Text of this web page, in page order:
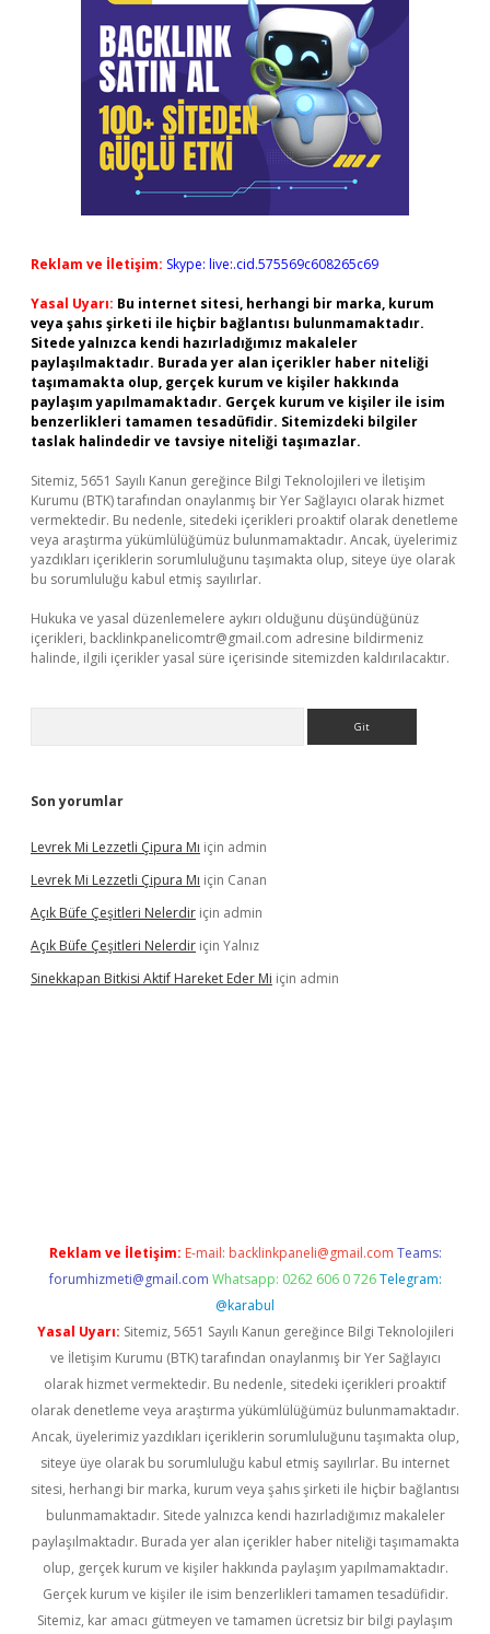
Reklam ve İletişim: Skype: live:.cid.575569c608265c69
Yasal Uyarı: Bu internet sitesi, herhangi bir marka, kurum
veya şahıs şirketi ile hiçbir bağlantısı bulunmamaktadır.
Sitede yalnızca kendi hazırladığımız makaleler
paylaşılmaktadır. Burada yer alan içerikler haber niteliği
taşımamakta olup, gerçek kurum ve kişiler hakkında
paylaşım yapılmamaktadır. Gerçek kurum ve kişiler ile isim
benzerlikleri tamamen tesadüfidir. Sitemizdeki bilgiler
taslak halindedir ve tavsiye niteliği taşımazlar.
Sitemiz, 5651 Sayılı Kanun gereğince Bilgi Teknolojileri ve İletişim
Kurumu (BTK) tarafından onaylanmış bir Yer Sağlayıcı olarak hizmet
vermektedir. Bu nedenle, sitedeki içerikleri proaktif olarak denetleme
veya araştırma yükümlülüğümüz bulunmamaktadır. Ancak, üyelerimiz
yazdıkları içeriklerin sorumluluğunu taşımakta olup, siteye üye olarak
bu sorumluluğu kabul etmiş sayılırlar.
Hukuka ve yasal düzenlemelere aykırı olduğunu düşündüğünüz
içerikleri, backlinkpanelicomtr@gmail.com adresine bildirmeniz
halinde, ilgili içerikler yasal süre içerisinde sitemizden kaldırılacaktır.
Son yorumlar
Levrek Mi Lezzetli Çipura Mı için admin
Levrek Mi Lezzetli Çipura Mı için Canan
Açık Büfe Çeşitleri Nelerdir için admin
Açık Büfe Çeşitleri Nelerdir için Yalnız
Sinekkapan Bitkisi Aktif Hareket Eder Mi için admin
Reklam ve İletişim: E-mail: backlinkpaneli@gmail.com Teams:
forumhizmeti@gmail.com Whatsapp: 0262 606 0 726 Telegram:
@karabul
Yasal Uyarı: Sitemiz, 5651 Sayılı Kanun gereğince Bilgi Teknolojileri
ve İletişim Kurumu (BTK) tarafından onaylanmış bir Yer Sağlayıcı
olarak hizmet vermektedir. Bu nedenle, sitedeki içerikleri proaktif
olarak denetleme veya araştırma yükümlülüğümüz bulunmamaktadır.
Ancak, üyelerimiz yazdıkları içeriklerin sorumluluğunu taşımakta olup,
siteye üye olarak bu sorumluluğu kabul etmiş sayılırlar. Bu internet
sitesi, herhangi bir marka, kurum veya şahıs şirketi ile hiçbir bağlantısı
bulunmamaktadır. Sitede yalnızca kendi hazırladığımız makaleler
paylaşılmaktadır. Burada yer alan içerikler haber niteliği taşımamakta
olup, gerçek kurum ve kişiler hakkında paylaşım yapılmamaktadır.
Gerçek kurum ve kişiler ile isim benzerlikleri tamamen tesadüfidir.
Sitemiz, kar amacı gütmeyen ve tamamen ücretsiz bir bilgi paylaşım